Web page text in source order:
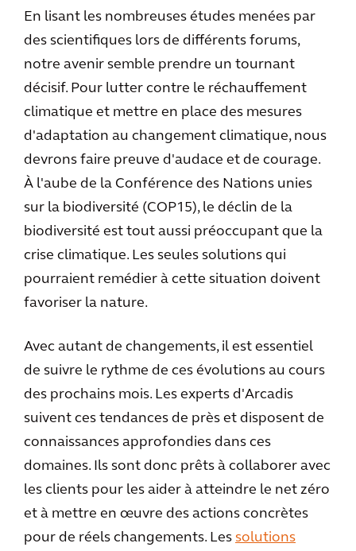
En lisant les nombreuses études menées par
des scientifiques lors de différents forums,
notre avenir semble prendre un tournant
décisif. Pour lutter contre le réchauffement
climatique et mettre en place des mesures
d'adaptation au changement climatique, nous
devrons faire preuve d'audace et de courage.
À l'aube de la Conférence des Nations unies
sur la biodiversité (COP15), le déclin de la
biodiversité est tout aussi préoccupant que la
crise climatique. Les seules solutions qui
pourraient remédier à cette situation doivent
favoriser la nature.
Avec autant de changements, il est essentiel
de suivre le rythme de ces évolutions au cours
des prochains mois. Les experts d'Arcadis
suivent ces tendances de près et disposent de
connaissances approfondies dans ces
domaines. Ils sont donc prêts à collaborer avec
les clients pour les aider à atteindre le net zéro
et à mettre en œuvre des actions concrètes
pour de réels changements. Les solutions